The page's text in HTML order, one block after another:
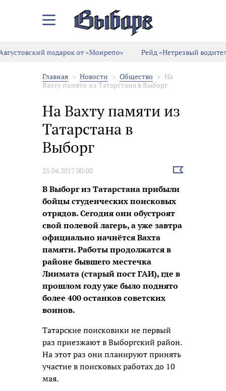
Закрыть/
меню
подарок от «Монрепо»
Рейд «Нетрезвый водитель»
Главная Новости Общество
На
Вахту памяти из Татарстана в Выборг
На Вахту памяти из
Татарстана в
Выборг
25.04.2017 00:00
Выбрать
В Выборг из Татарстана прибыли
бойцы студенческих поисковых
отрядов. Сегодня они обустроят
свой полевой лагерь, а уже завтра
официально начнётся Вахта
памяти. Работы продолжатся в
районе бывшего местечка
Лиимата (старый пост ГАИ), где в
прошлом году уже было поднято
более 400 останков советских
воинов.
Татарские поисковики не первый
раз приезжают в Выборгский район.
На этот раз они планируют принять
участие в поисковых работах до 10
мая.